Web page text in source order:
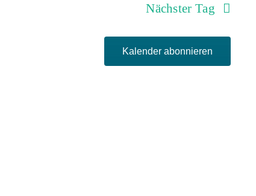
Nächster Tag
Kalender abonnieren